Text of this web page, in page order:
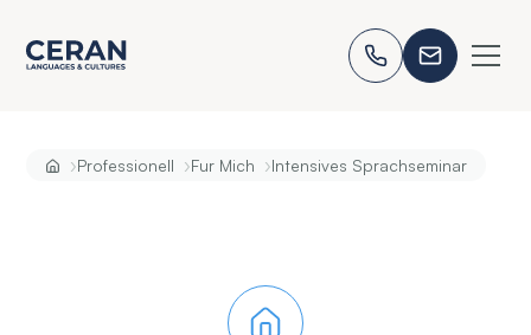
›Professionell ›Fur Mich ›Intensives Sprachseminar